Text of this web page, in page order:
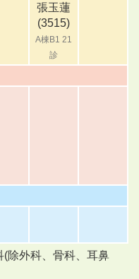
張玉蓮
(3515)
A棟B1 21
診
除外科、骨科、耳鼻